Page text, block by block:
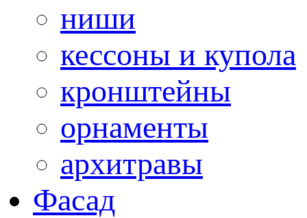
ниши
кессоны и купола
кронштейны
орнаменты
архитравы
Фасад